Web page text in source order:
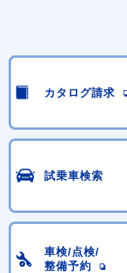
カタログ請求
試乗車検索
車検/点検/
整備予約